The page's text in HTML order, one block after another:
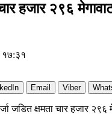
हजार २९६
१७:३१
Email Viber
जडित क्षमता चार हजार २९६